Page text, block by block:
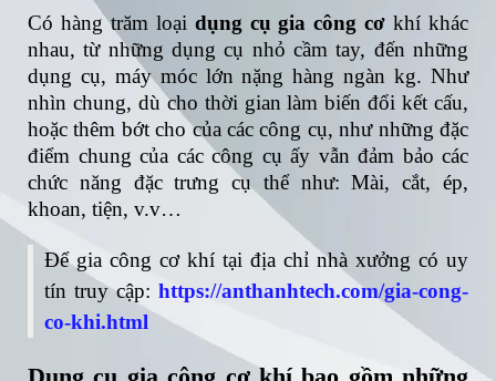
Có hàng trăm loại dụng cụ gia công cơ khí khác
nhau, từ những dụng cụ nhỏ cầm tay, đến những
dụng cụ, máy móc lớn nặng hàng ngàn kg. Như
nhìn chung, dù cho thời gian làm biến đổi kết cấu,
hoặc thêm bớt cho của các công cụ, như những đặc
điểm chung của các công cụ ấy vẫn đảm bảo các
chức năng đặc trưng cụ thể như: Mài, cắt, ép,
khoan, tiện, v.v…
Để gia công cơ khí tại địa chỉ nhà xưởng có uy
tín truy cập: https://anthanhtech.com/gia-cong-
co-khi.html